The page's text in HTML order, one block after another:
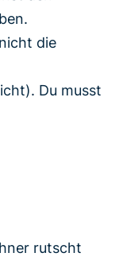
die
Du musst
rutscht